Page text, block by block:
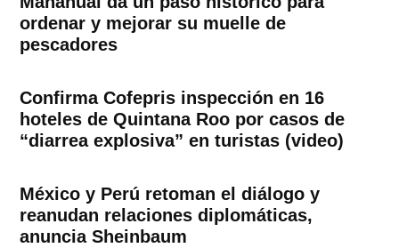
ordenar y mejorar su muelle de
pescadores
Confirma Cofepris inspección en 16
hoteles de Quintana Roo por casos de
“diarrea explosiva” en turistas (video)
México y Perú retoman el diálogo y
reanudan relaciones diplomáticas,
anuncia Sheinbaum